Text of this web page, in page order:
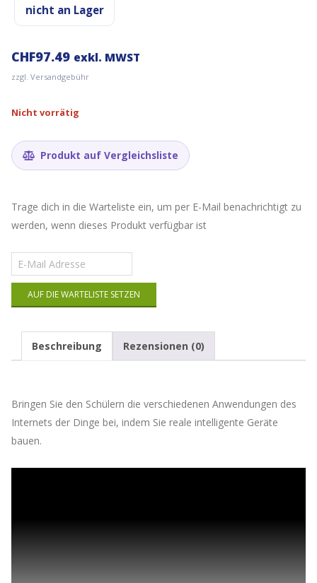
nicht an Lager
CHF97.49 exkl. MWST
zzgl. Versandgebühr
Nicht vorrätig
Produkt auf Vergleichsliste
Trage dich in die Warteliste ein, um per E-Mail benachrichtigt zu
werden, wenn dieses Produkt verfügbar ist
Gib
deine
E-
Mail-
dieses
Produkt
kommen
AUF DIE WARTELISTE SETZEN
Beschreibung Rezensionen (0)
Bringen Sie den Schülern die verschiedenen Anwendungen des
Internets der Dinge bei, indem Sie reale intelligente Geräte
bauen.